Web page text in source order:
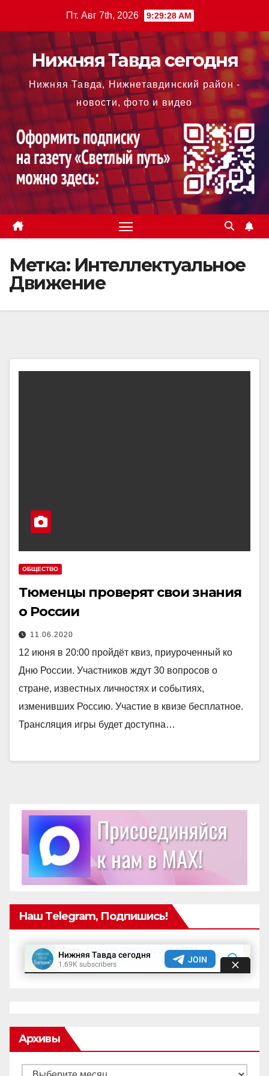
содержимому
Пт. Авг 7th, 2026 9:29:28 AM
Нижняя Тавда сегодня
Нижняя Тавда, Нижнетавдинский район -
новости, фото и видео
Метка: Интеллектуальное
Движение
ОБЩЕСТВО
Тюменцы проверят свои знания
о России
11.06.2020
12 июня в 20:00 пройдёт квиз, приуроченный ко
Дню России. Участников ждут 30 вопросов о
стране, известных личностях и событиях,
изменивших Россию. Участие в квизе бесплатное.
Трансляция игры будет доступна…
Наш Telegram, Подпишись!
Архивы
Архивы